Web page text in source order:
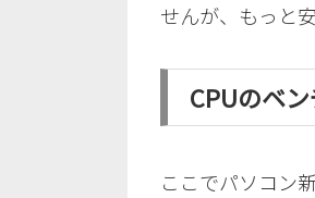
せんが、もっと
CPUのベ
ここでパソコン